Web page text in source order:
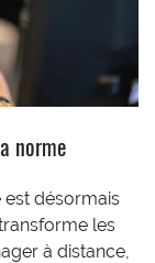
norme
est désormais
les
à distance,